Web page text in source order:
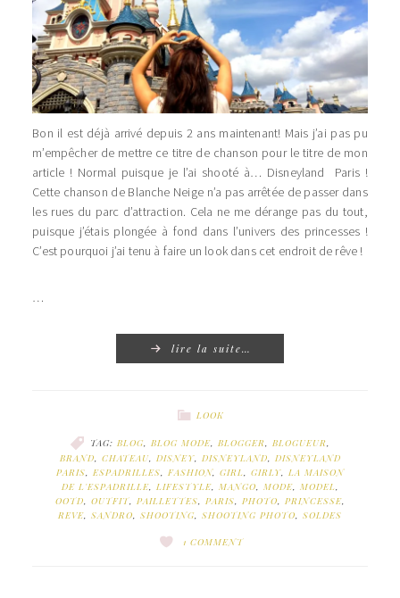
Bon il est déjà arrivé depuis 2 ans maintenant! Mais j’ai pas pu
m’empêcher de mettre ce titre de chanson pour le titre de mon
article ! Normal puisque je l’ai shooté à… Disneyland Paris !
Cette chanson de Blanche Neige n’a pas arrêtée de passer dans
les rues du parc d’attraction. Cela ne me dérange pas du tout,
puisque j’étais plongée à fond dans l’univers des princesses !
C’est pourquoi j’ai tenu à faire un look dans cet endroit de rêve !
…
lire la suite…
LOOK
TAG: BLOG BLOG MODE BLOGGER BLOGUEUR
BRAND
CHATEAU, DISNEY, DISNEYLAND
DISNEYLAND
PARIS
ESPADRILLES FASHION, GIRL GIRLY, LA MAISON
DE L'ESPADRILLE, LIFESTYLE, MANGO MODE, MODEL
OOTD
OUTFIT, PAILLETTES PARIS PHOTO PRINCESSE,
REVE SANDRO SHOOTING SHOOTING PHOTO SOLDES
1 COMMENT